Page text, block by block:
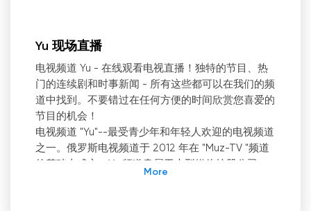
Yu 现场直播
电视频道 Yu - 在线观看电视直播！独特的节目、热
门的连续剧和时事新闻 - 所有这些都可以在我们的频
道中找到。不要错过在任何方便的时间欣赏您喜爱的
节目的机会！
电视频道 "Yu"--最受青少年和年轻人欢迎的电视频道
之一。俄罗斯电视频道于 2012 年在 "Muz-TV "频道